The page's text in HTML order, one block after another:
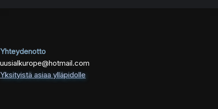
Yhteydenotto
uusialkurope@hotmail.com
Yksityistä asiaa ylläpidolle